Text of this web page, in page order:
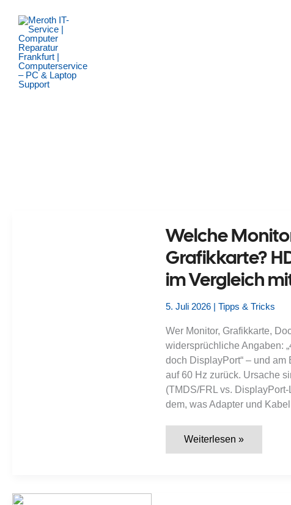
Inhalt
springen
Welche
Grafikkarte?
im Vergleich
5. Juli 2026 | Tipps & Tricks
Wer Monitor, Grafikkarte,
widersprüchliche Angaben:
doch DisplayPort“ – und
auf 60 Hz zurück. Ursache
(TMDS/FRL vs.
dem, was Adapter und
Welche
Weiterlesen »